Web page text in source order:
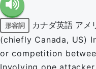
形容詞 カナダ英語 アメ
(chiefly Canada, US)
or competition
Involving one